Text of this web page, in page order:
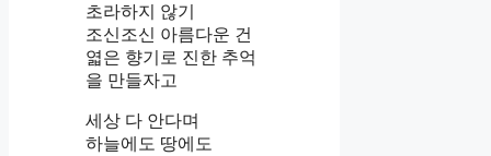
초라하지 않기
조신조신 아름다운 건
엷은 향기로 진한 추억
을 만들자고
세상 다 안다며
하늘에도 땅에도